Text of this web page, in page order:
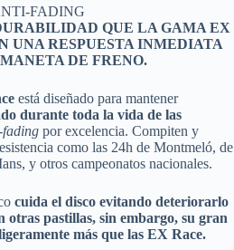
FADING
QUE LA GAMA EX
UNA RESPUESTA INMEDIATA
DE FRENO.
está diseñado para mantener
durante toda la vida de las
por excelencia. Compiten y
como las 24h de Montmeló, de
y otros campeonatos nacionales.
cuida el disco evitando deteriorarlo
otras pastillas, sin embargo, su gran
más que las EX Race.